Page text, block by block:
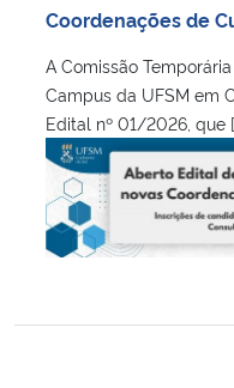
Coordenações de
A Comissão
Campus da UFSM em
Edital nº 01/2026, que